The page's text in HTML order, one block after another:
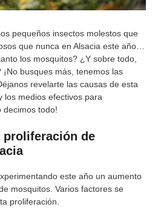
pequeños insectos molestos que
que nunca en Alsacia este año…
los mosquitos? ¿Y sobre todo,
busques más, tenemos las
revelarte las causas de esta
los medios efectivos para
decimos todo!
proliferación de
este año un aumento
mosquitos. Varios factores se
proliferación.